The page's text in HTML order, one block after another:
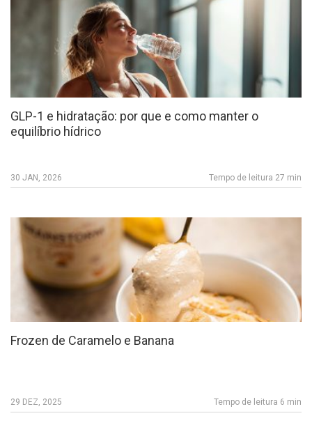
GLP-1 e hidratação: por que e como manter o
equilíbrio hídrico
30 JAN, 2026 Tempo de leitura 27 min
Frozen de Caramelo e Banana
29 DEZ, 2025 Tempo de leitura 6 min